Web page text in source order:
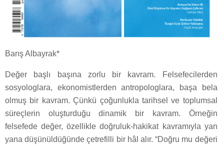
Barış Albayrak*
Değer başlı başına zorlu bir kavram. Felsefecilerden
sosyologlara, ekonomistlerden antropologlara, başa bela
olmuş bir kavram. Çünkü çoğunlukla tarihsel ve toplumsal
süreçlerin oluşturduğu dinamik bir kavram. Örneğin
felsefede değer, özellikle doğruluk-hakikat kavramıyla yan
yana düşünüldüğünde çetrefilli bir hâl alır. “Doğru mu değeri